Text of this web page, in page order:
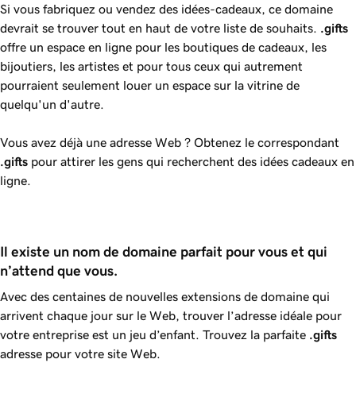
Si vous fabriquez ou vendez des idées-cadeaux, ce domaine
devrait se trouver tout en haut de votre liste de souhaits.
.gifts
offre un espace en ligne pour les boutiques de cadeaux, les
bijoutiers, les artistes et pour tous ceux qui autrement
pourraient seulement louer un espace sur la vitrine de
quelqu'un d'autre.
Vous avez déjà une adresse Web ? Obtenez le correspondant
.gifts pour attirer les gens qui recherchent des idées cadeaux en
ligne.
Il existe un nom de domaine parfait pour vous et qui
n’attend que vous.
Avec des centaines de nouvelles extensions de domaine qui
arrivent chaque jour sur le Web, trouver l’adresse idéale pour
votre entreprise est un jeu d’enfant. Trouvez la parfaite .gifts
adresse pour votre site Web.